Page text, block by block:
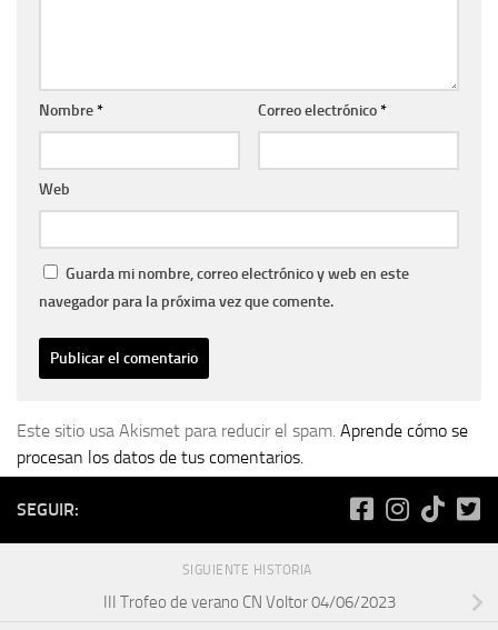
Nombre* Correo electrónico*
Web
Guarda mi nombre, correo electrónico y web en este
navegador para la próxima vez que comente.
Este sitio usa Akismet para reducir el spam. Aprende cómo se
procesan los datos de tus comentarios.
SEGUIR:
SIGUIENTE HISTORIA
III Trofeo de verano CN Voltor 04/06/2023